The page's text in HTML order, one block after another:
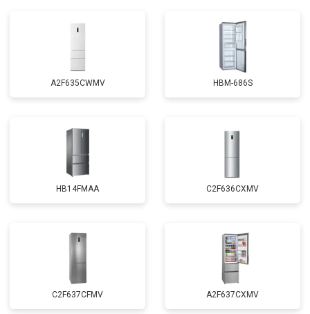
A2F635CWMV HBM-686S
HB14FMAA C2F636CXMV
C2F637CFMV A2F637CXMV